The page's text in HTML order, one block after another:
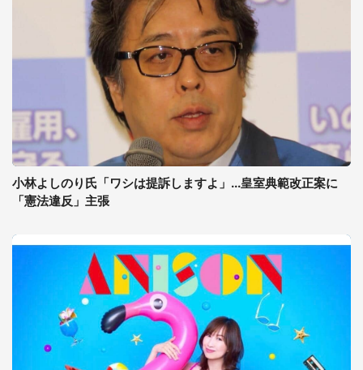
小林よしのり氏「ワシは提訴しますよ」...皇室典範改正案に
「憲法違反」主張